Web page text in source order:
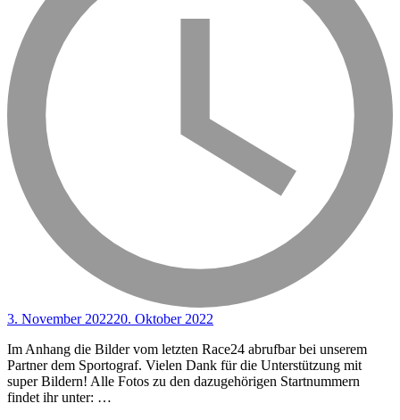
3. November 202220. Oktober 2022
Im Anhang die Bilder vom letzten Race24 abrufbar bei unserem
Partner dem Sportograf. Vielen Dank für die Unterstützung mit
super Bildern! Alle Fotos zu den dazugehörigen Startnummern
findet ihr unter: …